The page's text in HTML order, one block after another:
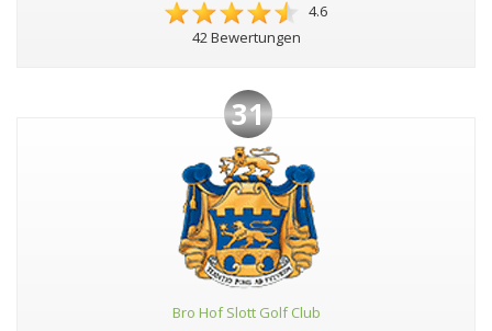
4.6
42 Bewertungen
31
Bro Hof Slott Golf Club